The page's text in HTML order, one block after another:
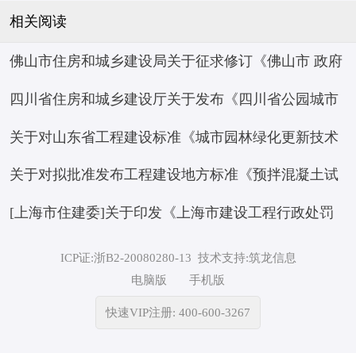
相关阅读
佛山市住房和城乡建设局关于征求修订《佛山市 政府
投资房屋市政工程项目标后履约评价 管理办法（试
行）》意见的函
四川省住房和城乡建设厅关于发布《四川省公园城市
建设评价标准》等 10项四川省工程建设地方标准的通
知
关于对山东省工程建设标准《城市园林绿化更新技术
标准》征求意见的函
关于对拟批准发布工程建设地方标准《预拌混凝土试
验与应用技术标准》进行公示的通知
[上海市住建委]关于印发《上海市建设工程行政处罚
裁量基准（2026年版）》的通知 沪建规范〔2026〕6
ICP证:浙B2-20080280-13 技术支持:筑龙信息
电脑版
手机版
快速VIP注册: 400-600-3267